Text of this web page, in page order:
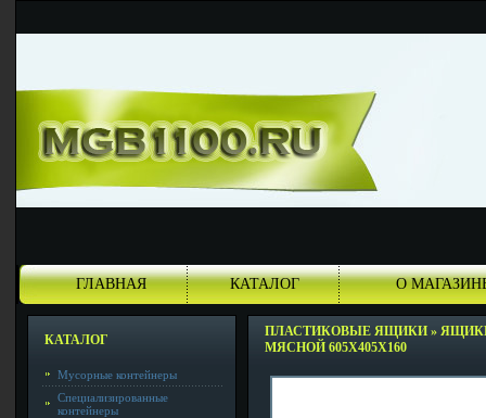
ГЛАВНАЯ КАТАЛОГ О
КАТАЛОГ
Мусорные контейнеры
Специализированные
контейнеры
ПЛАСТИКОВЫЕ ЯЩИКИ »
МЯСНОЙ 605X405X160